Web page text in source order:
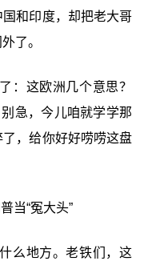
和印度，却把老大哥
了。
：这欧洲几个意思？
急，今儿咱就学学那
，给你好好唠唠这盘
当“冤大头”
么地方。老铁们，这